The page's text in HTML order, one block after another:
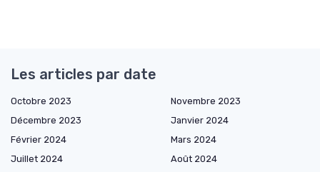
Les articles par date
Octobre 2023
Novembre 2023
Décembre 2023
Janvier 2024
Février 2024
Mars 2024
Juillet 2024
Août 2024